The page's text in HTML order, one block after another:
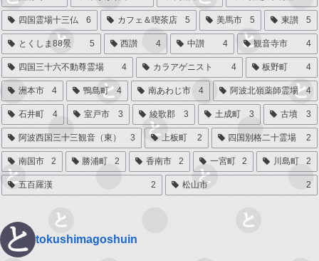
四国霊場十三仏 6 カフェ＆喫茶店 5 美馬市 5 東讃 5
とくしま88景 5 西讃 4 中讃 4 観音寺市 4
四国三十六不動尊霊場 4 カラアゲニスト 4 板野町 4
洲本市 4 鴨島町 4 南あわじ市 4 阿波北嶺薬師霊場 4
石井町 4 室戸市 3 綾歌郡 3 土成町 3 古墳 3
阿波西国三十三観音（東） 3 上板町 2 四国別格二十霊場 2
南国市 2 勝浦町 2 香南市 2 一宮町 2 川島町 2
五百羅漢 2 松山市 2
tokushimagoshuin